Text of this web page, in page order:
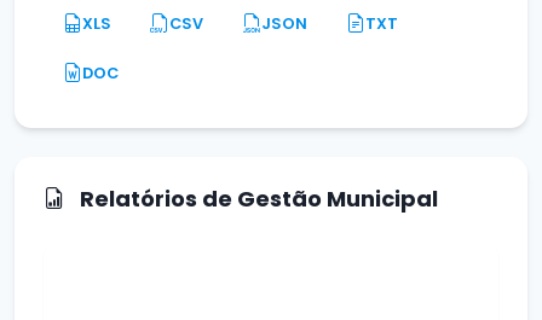
XLS CSV JSON TXT
DOC
Relatórios de Gestão Municipal